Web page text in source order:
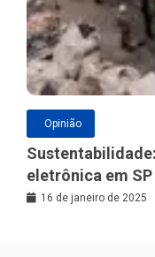
Opinião
eletrônica em
Latina
16 de janeiro de 2025